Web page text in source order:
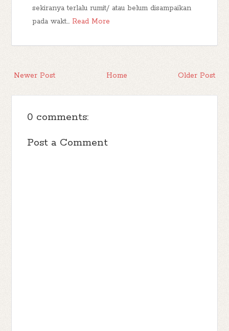
sekiranya terlalu rumit/ atau belum disampaikan
pada wakt… Read More
Newer Post Older Post
Home
0 comments:
Post a Comment